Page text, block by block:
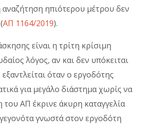
ηπιότερου μέτρου δεν
ΑΠ 1164/2019).
είναι η τρίτη κρίσιμη
λόγος, αν και δεν υπόκειται
όταν ο εργοδότης
για μεγάλο διάστημα χωρίς να
ΑΠ έκρινε άκυρη καταγγελία
γνωστά στον εργοδότη